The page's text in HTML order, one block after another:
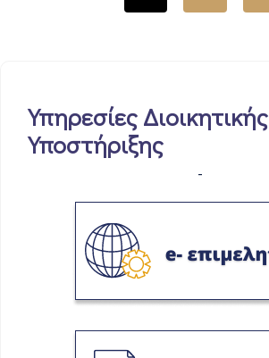
Υπηρεσίες Διοικητικής
Υποστήριξης
-